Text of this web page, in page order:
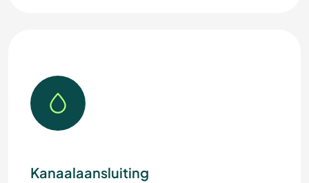
Kanaalaansluiting